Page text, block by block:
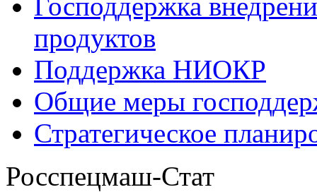
продуктов
Поддержка НИОКР
Общие меры
Стратегическое
Росспецмаш-Стат